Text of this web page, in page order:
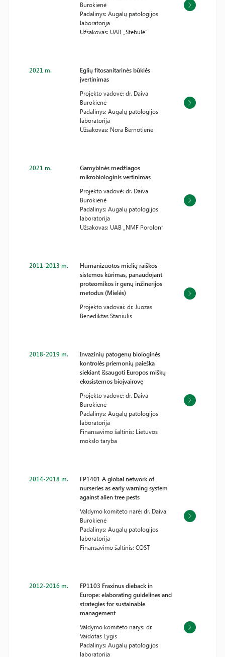
Burokienė
Padalinys: Augalų patologijos
laboratorija
Užsakovas: UAB „Stebulė“
2021 m.
Eglių fitosanitarinės būklės
įvertinimas
Projekto vadovė: dr. Daiva
Burokienė
Padalinys: Augalų patologijos
laboratorija
Užsakovas: Nora Bernotienė
2021 m.
Gamybinės medžiagos
mikrobiologinis vertinimas
Projekto vadovė: dr. Daiva
Burokienė
Padalinys: Augalų patologijos
laboratorija
Užsakovas: UAB „NMF Porolon“
2011-2013 m.
Humanizuotos mielių raiškos
sistemos kūrimas, panaudojant
proteomikos ir genų inžinerijos
metodus (Mielės)
Projekto vadovai: dr. Juozas
Benediktas Staniulis
2018-2019 m.
Invazinių patogenų biologinės
kontrolės priemonių paieška
siekiant išsaugoti Europos miškų
ekosistemos bioįvairovę
Projekto vadovė: dr. Daiva
Burokienė
Padalinys: Augalų patologijos
laboratorija
Finansavimo šaltinis: Lietuvos
mokslo taryba
2014-2018 m.
FP1401 A global network of
nurseries as early warning system
against alien tree pests
Valdymo komiteto narė: dr. Daiva
Burokienė
Padalinys: Augalų patologijos
laboratorija
Finansavimo šaltinis: COST
2012-2016 m.
FP1103 Fraxinus dieback in
Europe: elaborating guidelines and
strategies for sustainable
management
Valdymo komiteto narys: dr.
Vaidotas Lygis
Padalinys: Augalų patologijos
laboratorija